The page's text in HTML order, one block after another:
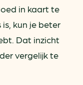
in kaart te
kun je beter
Dat inzicht
vergelijk te